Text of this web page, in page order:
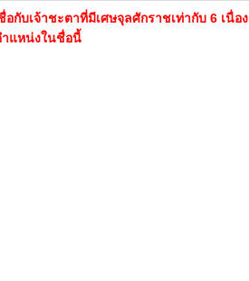
กับเจ้าชะตาที่มีเศษจุลศักราชเท่ากับ 6 เนื่อ
แหน่งในชื่อนี้